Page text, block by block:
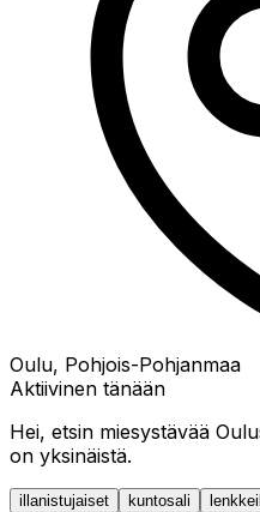
Oulu, Pohjois-Pohjanmaa
Aktiivinen tänään
Hei, etsin miesystävää
on yksinäistä.
illanistujaiset kuntosali